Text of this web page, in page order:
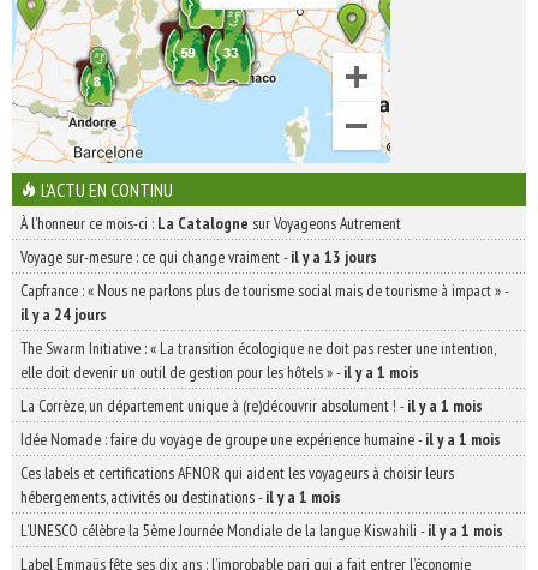
L'ACTU EN CONTINU
À l'honneur ce mois-ci : La Catalogne sur Voyageons Autrement
Voyage sur-mesure : ce qui change vraiment-il y a 13 jours
Capfrance : « Nous ne parlons plus de tourisme social mais de tourisme à impact »-
il y a 24 jours
The Swarm Initiative : « La transition écologique ne doit pas rester une intention,
elle doit devenir un outil de gestion pour les hôtels »-il y a 1 mois
La Corrèze, un département unique à (re)découvrir absolument ! -il y a 1 mois
Idée Nomade : faire du voyage de groupe une expérience humaine-il y a 1 mois
Ces labels et certifications AFNOR qui aident les voyageurs à choisir leurs
hébergements, activités ou destinations-il y a 1 mois
L’UNESCO célèbre la 5ème Journée Mondiale de la langue Kiswahili -il y a 1 mois
Label Emmaüs fête ses dix ans : l’improbable pari qui a fait entrer l’économie